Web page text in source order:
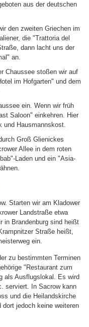
aus der deutschen
den zweiten Griechen im
die "Trattoria del
dann lacht uns der
an.
Chaussee stoßen wir auf
im Hofgarten" und dem
ein. Wenn wir früh
Saloon" einkehren. Hier
und Hausmannskost.
Groß Glienickes
Allee in dem roten
Laden und ein "Asia-
Starten wir am Kladower
Landstraße etwa
in Brandenburg sind heißt
Straße heißt,
ein.
zu bestimmten Terminen
"Restaurant zum
als Ausflugslokal. Es wird
serviert. In Sacrow kann
und die Heilandskirche
jedoch keine weiteren